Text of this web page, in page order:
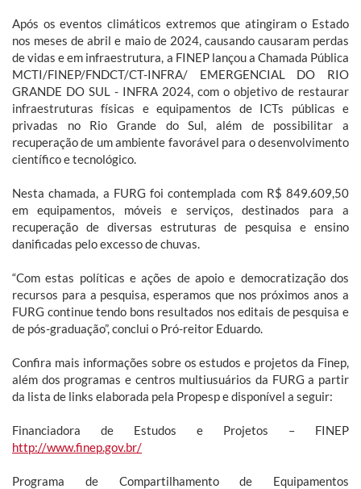
Após os eventos climáticos extremos que atingiram o Estado
nos meses de abril e maio de 2024, causando causaram perdas
de vidas e em infraestrutura, a FINEP lançou a Chamada Pública
MCTI/FINEP/FNDCT/CT-INFRA/ EMERGENCIAL DO RIO
GRANDE DO SUL - INFRA 2024, com o objetivo de restaurar
infraestruturas físicas e equipamentos de ICTs públicas e
privadas no Rio Grande do Sul, além de possibilitar a
recuperação de um ambiente favorável para o desenvolvimento
científico e tecnológico.
Nesta chamada, a FURG foi contemplada com R$ 849.609,50
em equipamentos, móveis e serviços, destinados para a
recuperação de diversas estruturas de pesquisa e ensino
danificadas pelo excesso de chuvas.
“Com estas políticas e ações de apoio e democratização dos
recursos para a pesquisa, esperamos que nos próximos anos a
FURG continue tendo bons resultados nos editais de pesquisa e
de pós-graduação”, conclui o Pró-reitor Eduardo.
Confira mais informações sobre os estudos e projetos da Finep,
além dos programas e centros multiusuários da FURG a partir
da lista de links elaborada pela Propesp e disponível a seguir:
Financiadora de Estudos e Projetos – FINEP
http://www.finep.gov.br/
Programa de Compartilhamento de Equipamentos